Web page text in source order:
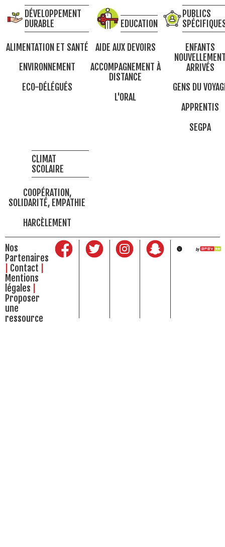
DÉVELOPPEMENT
DURABLE
ALIMENTATION ET SANTÉ
ENVIRONNEMENT
ECO-DÉLÉGUÉS
EDUCATION
AIDE AUX DEVOIRS
ACCOMPAGNEMENT À
DISTANCE
L'ORAL
PUBLICS
ENFANTS
ARRIVÉS
GENS DU
APPRENTIS
SEGPA
CLIMAT
SCOLAIRE
COOPÉRATION,
SOLIDARITÉ, EMPATHIE
HARCÈLEMENT
Nos
Partenaires
Contact
Mentions
légales
Proposer
une
ressource